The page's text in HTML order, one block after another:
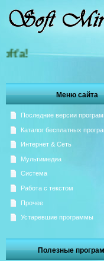
Меню сайта
Последние версии
Каталог бесплатных
Интернет & Сеть
Мультимедиа
Система
Работа с текстом
Прочее
Устаревшие программы
Полезные